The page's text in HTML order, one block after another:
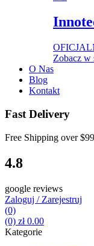
Zobacz w
O Nas
Blog
Kontakt
Fast Delivery
Free Shipping over$99
4.8
google reviews
Zaloguj / Zarejestruj
(0)
(0) zł0.00
Kategorie